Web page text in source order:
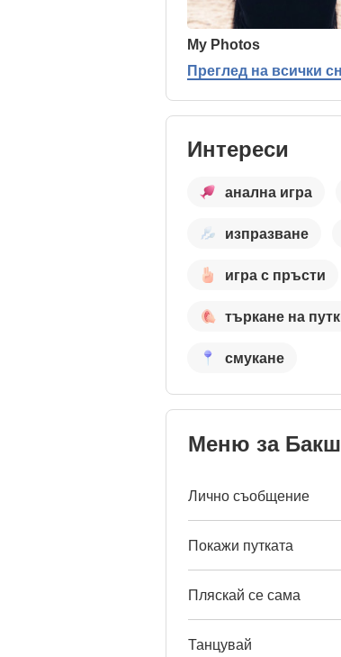
My Photos
Преглед на всички
Интереси
анална игра
изпразване
игра с пръсти
търкане на
смукане
Меню за
Лично съобщение
Покажи путката
Пляскай се сама
Танцувай